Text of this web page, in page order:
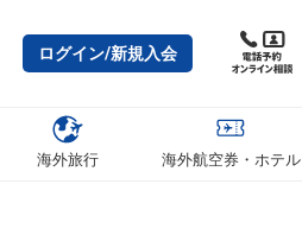
ログイン/新規入会
海外旅行 海外航空券・ホテル